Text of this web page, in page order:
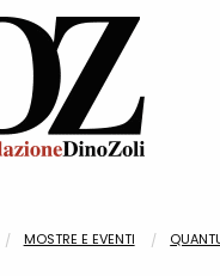
MOSTRE E EVENTI